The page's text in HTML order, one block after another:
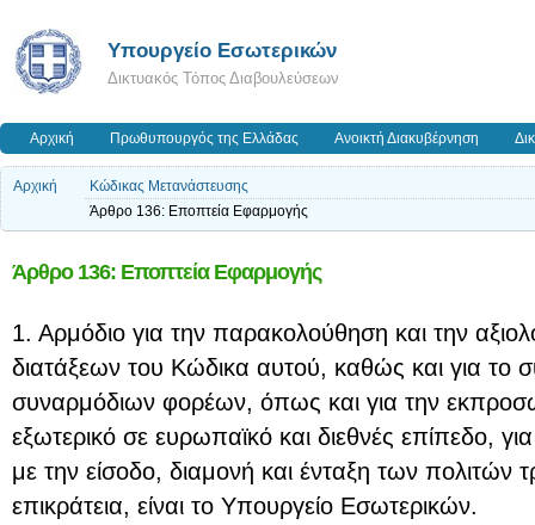
Υπουργείο Εσωτερικών
Δικτυακός Τόπος Διαβουλεύσεων
Αρχική Πρωθυπουργός της Ελλάδας Ανοικτή Διακυβέρνηση
Αρχική
Κώδικας Μετανάστευσης
Άρθρο 136: Εποπτεία Εφαρμογής
Άρθρο 136: Εποπτεία Εφαρμογής
1. Αρμόδιο για την παρακολούθηση και την
διατάξεων του Κώδικα αυτού, καθώς και για το
συναρμόδιων φορέων, όπως και για την
εξωτερικό σε ευρωπαϊκό και διεθνές επίπεδο,
με την είσοδο, διαμονή και ένταξη των πολιτών
επικράτεια, είναι το Υπουργείο Εσωτερικών.